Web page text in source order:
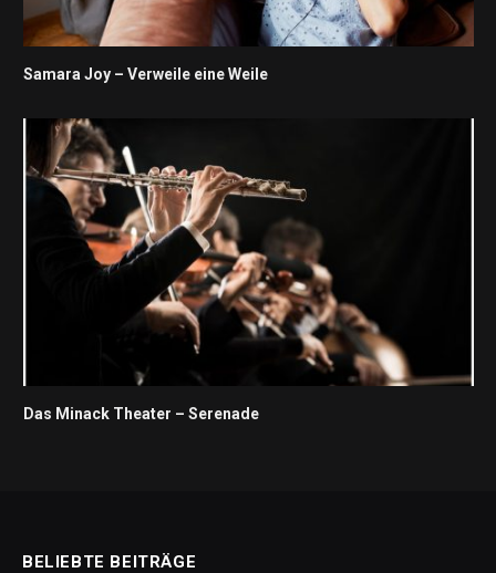
Samara Joy – Verweile eine Weile
Das Minack Theater – Serenade
BELIEBTE BEITRÄGE